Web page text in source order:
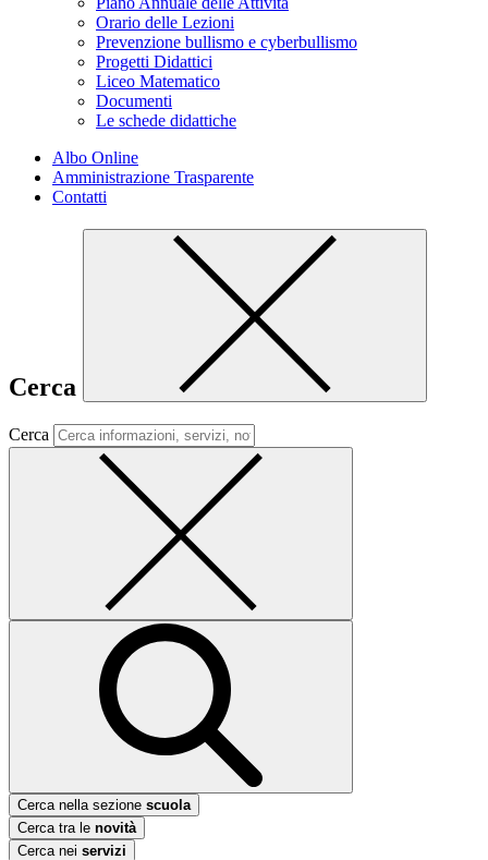
Orario delle Lezioni
Prevenzione bullismo e cyberbullismo
Progetti Didattici
Liceo Matematico
Documenti
Le schede didattiche
Albo Online
Amministrazione Trasparente
Contatti
Cerca
Cerca
Cerca nella sezione scuola
Cerca tra le novità
Cerca nei servizi